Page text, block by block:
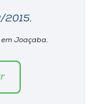
2015.
Joaçaba.